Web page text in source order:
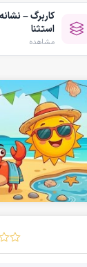
کاربرگ –
استثنا
مشاهده